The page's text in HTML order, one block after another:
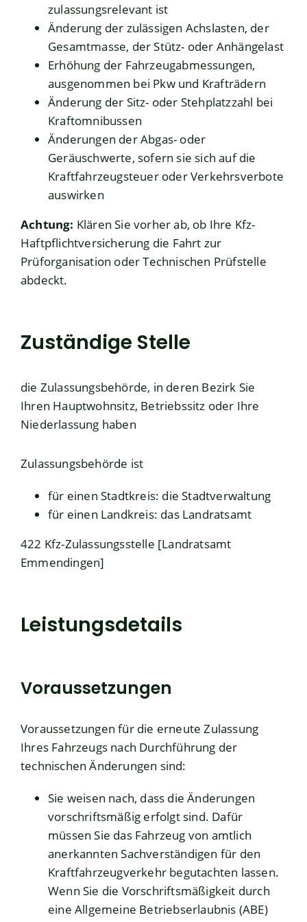
zulassungsrelevant ist
Änderung der zulässigen Achslasten, der
Gesamtmasse, der Stütz- oder Anhängelast
Erhöhung der Fahrzeugabmessungen,
ausgenommen bei Pkw und Krafträdern
Änderung der Sitz- oder Stehplatzzahl bei
Kraftomnibussen
Änderungen der Abgas- oder
Geräuschwerte, sofern sie sich auf die
Kraftfahrzeugsteuer oder Verkehrsverbote
auswirken
Achtung: Klären Sie vorher ab, ob Ihre Kfz-
Haftpflichtversicherung die Fahrt zur
Prüforganisation oder Technischen Prüfstelle
abdeckt.
Zuständige Stelle
die Zulassungsbehörde, in deren Bezirk Sie
Ihren Hauptwohnsitz, Betriebssitz oder Ihre
Niederlassung haben
Zulassungsbehörde ist
für einen Stadtkreis: die Stadtverwaltung
für einen Landkreis: das Landratsamt
422 Kfz-Zulassungsstelle [Landratsamt
Emmendingen]
Leistungsdetails
Voraussetzungen
Voraussetzungen für die erneute Zulassung
Ihres Fahrzeugs nach Durchführung der
technischen Änderungen sind:
Sie weisen nach, dass die Änderungen
vorschriftsmäßig erfolgt sind. Dafür
müssen Sie das Fahrzeug von amtlich
anerkannten Sachverständigen für den
Kraftfahrzeugverkehr begutachten lassen.
Wenn Sie die Vorschriftsmäßigkeit durch
eine Allgemeine Betriebserlaubnis (ABE)